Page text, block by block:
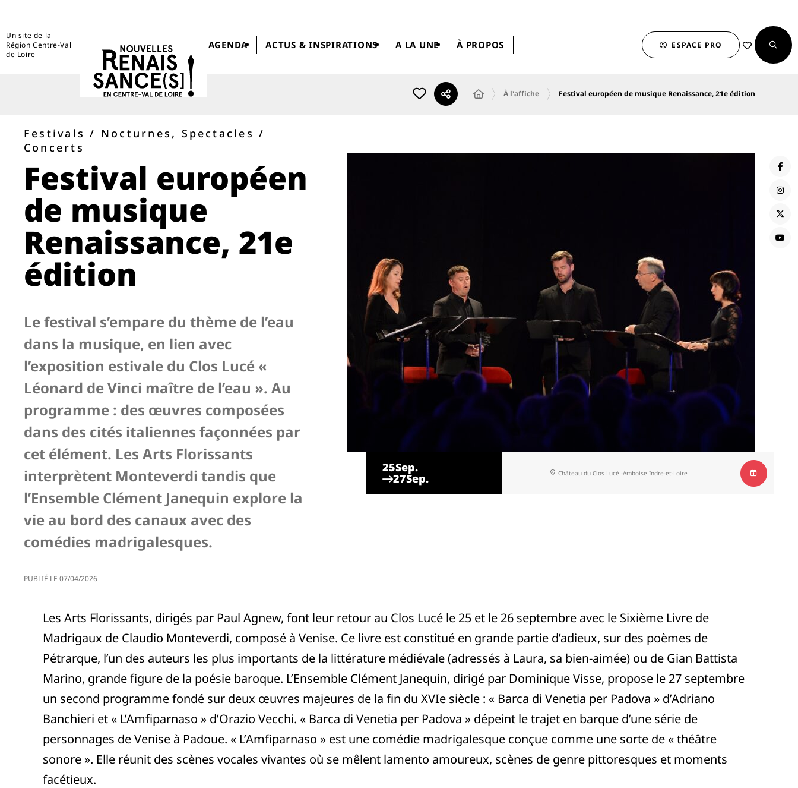
Un site de la
Région Centre-Val
de Loire
AGENDA ACTUS & INSPIRATIONS A LA UNE À PROPOS ESPACE PRO
À l'affiche Festival européen de musique Renaissance, 21e édition
Festivals / Nocturnes, Spectacles /
Concerts
Festival européen
de musique
Renaissance, 21e
édition
Le festival s’empare du thème de l’eau
dans la musique, en lien avec
l’exposition estivale du Clos Lucé «
Léonard de Vinci maître de l’eau ». Au
programme : des œuvres composées
dans des cités italiennes façonnées par
cet élément. Les Arts Florissants
interprètent Monteverdi tandis que
l’Ensemble Clément Janequin explore la
vie au bord des canaux avec des
comédies madrigalesques.
PUBLIÉ LE 07/04/2026
25Sep.
27Sep. Château du Clos Lucé -Amboise Indre-et-Loire
Les Arts Florissants, dirigés par Paul Agnew, font leur retour au Clos Lucé le 25 et le 26 septembre avec le Sixième Livre de
Madrigaux de Claudio Monteverdi, composé à Venise. Ce livre est constitué en grande partie d’adieux, sur des poèmes de
Pétrarque, l’un des auteurs les plus importants de la littérature médiévale (adressés à Laura, sa bien-aimée) ou de Gian Battista
Marino, grande figure de la poésie baroque. L’Ensemble Clément Janequin, dirigé par Dominique Visse, propose le 27 septembre
un second programme fondé sur deux œuvres majeures de la fin du XVIe siècle : « Barca di Venetia per Padova » d’Adriano
Banchieri et « L’Amfiparnaso » d’Orazio Vecchi. « Barca di Venetia per Padova » dépeint le trajet en barque d’une série de
personnages de Venise à Padoue. « L’Amfiparnaso » est une comédie madrigalesque conçue comme une sorte de « théâtre
sonore ». Elle réunit des scènes vocales vivantes où se mêlent lamento amoureux, scènes de genre pittoresques et moments
facétieux.